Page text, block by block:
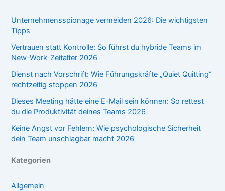
Unternehmensspionage vermeiden 2026: Die wichtigsten
Tipps
Vertrauen statt Kontrolle: So führst du hybride Teams im
New-Work-Zeitalter 2026
Dienst nach Vorschrift: Wie Führungskräfte „Quiet Quitting“
rechtzeitig stoppen 2026
Dieses Meeting hätte eine E-Mail sein können: So rettest
du die Produktivität deines Teams 2026
Keine Angst vor Fehlern: Wie psychologische Sicherheit
dein Team unschlagbar macht 2026
Kategorien
Allgemein